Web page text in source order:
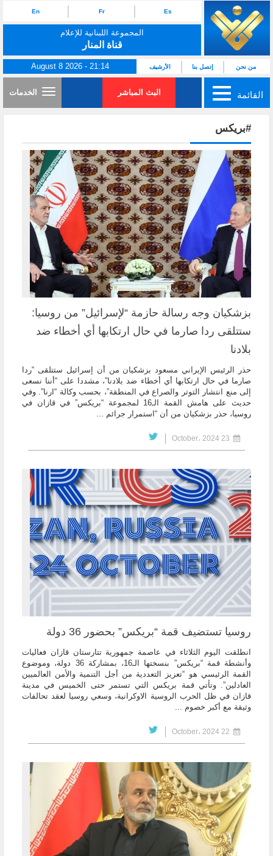
Es
Fr
En
المجموعة اللبنانية للإعلام
قناة المنار
من نحن إتصل بنا الأرشيف August 8 2026 - 21:14
القائمة البث المباشر الخدمات
#بريكس
بزشكيان وجه رسالة حازمة “لإسرائيل” من روسيا:
ستتلقى ردا صارما في حال ارتكابها أي أخطاء ضد
بلادنا
حذر الرئيس الإيراني مسعود بزشكيان من أن إسرائيل ستتلقى “ردا
صارما في حال ارتكابها أي أخطاء ضد بلادنا”، مشددا على “أننا نسعى
إلى منع انتشار التوتر والصراع في المنطقة”، بحسب وكالة “ارنا”. وفي
حديث على هامش القمة الـ16 لمجموعة “بريكس” في قازان في
روسيا، حذر بزشكيان من أن “استمرار جرائم ...
روسيا تستضيف قمة “بريكس” بحضور 36 دولة
انطلقت اليوم الثلاثاء في عاصمة جمهورية تتارستان قازان فعاليات
وأنشطة قمة “بريكس” بنسختها الـ16، بمشاركة 36 دولة، وموضوع
القمة الرئيسي هو “تعزيز التعددية من أجل التنمية والأمن العالميين
العادلين”. وتأتي قمة بريكس التي تستمر حتى الخميس في مدينة
قازان في ظل الحرب الروسية الاوكرانية، وسعي روسيا لعقد تحالفات
وثيقة مع أكبر خصوم ...